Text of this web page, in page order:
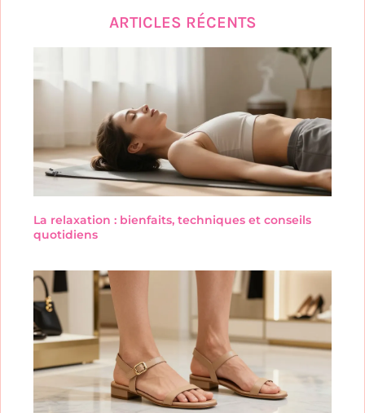
ARTICLES RÉCENTS
La relaxation : bienfaits, techniques et conseils
quotidiens